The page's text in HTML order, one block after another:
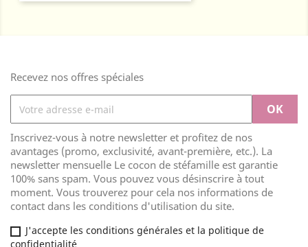
Recevez nos offres spéciales
Inscrivez-vous à notre newsletter et profitez de nos
avantages (promo, exclusivité, avant-première, etc.). La
newsletter mensuelle Le cocon de stéfamille est garantie
100% sans spam. Vous pouvez vous désinscrire à tout
moment. Vous trouverez pour cela nos informations de
contact dans les conditions d'utilisation du site.
J'accepte les conditions générales et la politique de
confidentialité